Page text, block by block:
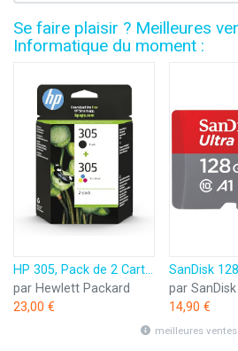
Se faire plaisir ? Meilleures
Informatique du moment :
HP 305, Pack de 2 Cartouches d’Encre Originales, 6ZD17AE, Noir, Cyan, Jaune, Magenta
par Hewlett Packard
23,00 €
par SanDisk
14,90 €
meilleures